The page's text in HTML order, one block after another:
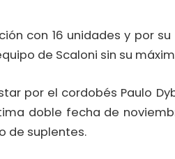
con 16 unidades y por
de Scaloni sin su
por el cordobés Paulo
doble fecha de
de suplentes.